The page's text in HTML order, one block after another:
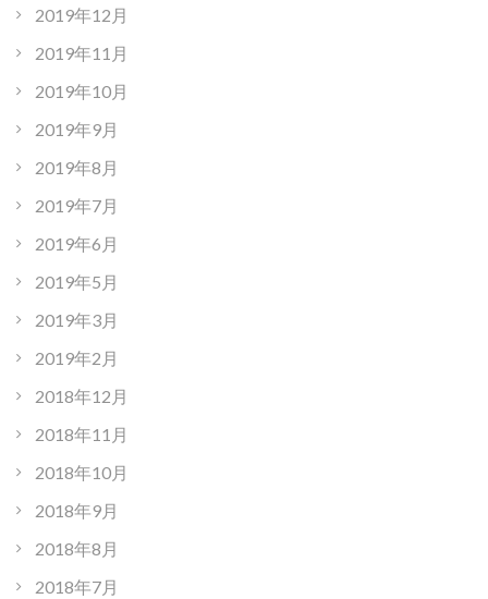
2019年12月
2019年11月
2019年10月
2019年9月
2019年8月
2019年7月
2019年6月
2019年5月
2019年3月
2019年2月
2018年12月
2018年11月
2018年10月
2018年9月
2018年8月
2018年7月